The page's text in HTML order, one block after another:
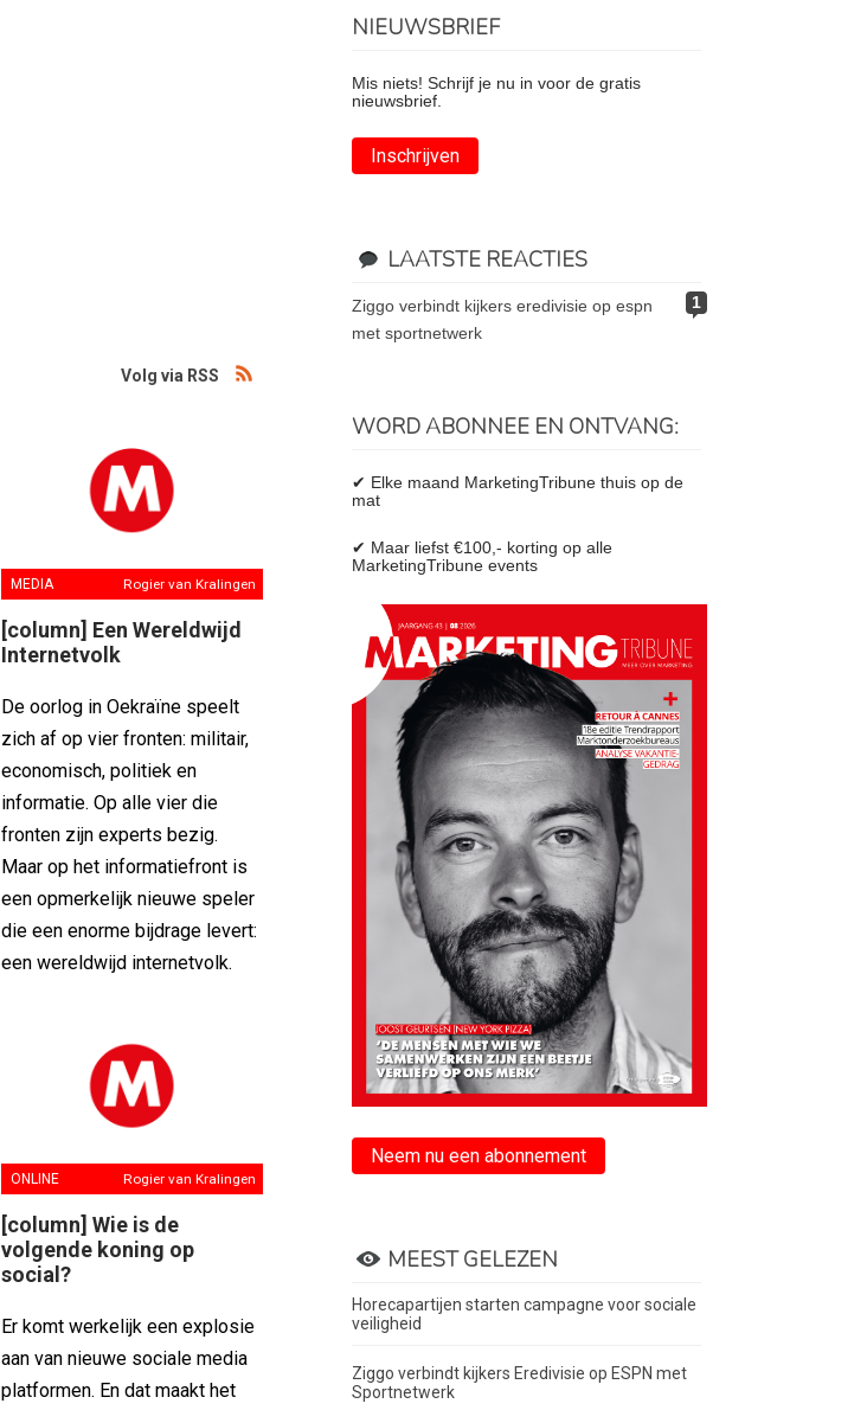
Volg via RSS
MEDIA Rogier van Kralingen
[column] Een Wereldwijd
Internetvolk
De oorlog in Oekraïne speelt
zich af op vier fronten: militair,
economisch, politiek en
informatie. Op alle vier die
fronten zijn experts bezig.
Maar op het informatiefront is
een opmerkelijk nieuwe speler
die een enorme bijdrage levert:
een wereldwijd internetvolk.
ONLINE Rogier van Kralingen
[column] Wie is de
volgende koning op
social?
Er komt werkelijk een explosie
aan van nieuwe sociale media
platformen. En dat maakt het
NIEUWSBRIEF
Mis niets! Schrijf je nu in voor de gratis
nieuwsbrief.
Inschrijven
LAATSTE REACTIES
1
ziggo verbindt kijkers eredivisie op espn
met sportnetwerk
WORD ABONNEE EN ONTVANG:
✔ Elke maand MarketingTribune thuis op de
mat
✔ Maar liefst €100,- korting op alle
MarketingTribune events
Neem nu een abonnement
MEEST GELEZEN
Horecapartijen starten campagne voor sociale
veiligheid
Ziggo verbindt kijkers Eredivisie op ESPN met
Sportnetwerk